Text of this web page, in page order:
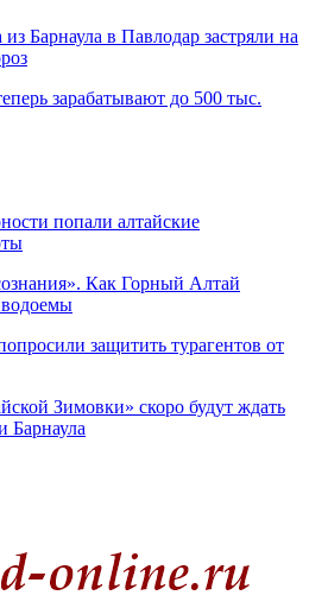
Барнаула в Павлодар застряли на
зарабатывают до 500 тыс.
попали алтайские
Как Горный Алтай
водоемы
защитить турагентов от
Зимовки» скоро будут ждать
Барнаула